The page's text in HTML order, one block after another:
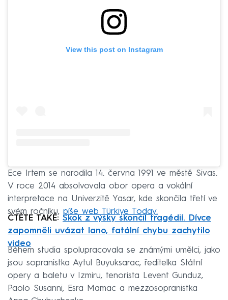
View this post on Instagram
Ece Irtem se narodila 14. června 1991 ve městě Sivas.
V roce 2014 absolvovala obor opera a vokální
interpretace na Univerzitě Yasar, kde skončila třetí ve
svém ročníku, píše web Türkiye Today.
ČTĚTE TAKÉ: Skok z výšky skončil tragédií. Dívce
zapomněli uvázat lano, fatální chybu zachytilo
video
Během studia spolupracovala se známými umělci, jako
jsou sopranistka Aytul Buyuksarac, ředitelka Státní
opery a baletu v Izmiru, tenorista Levent Gunduz,
Paolo Susanni, Esra Mamac a mezzosopranistka